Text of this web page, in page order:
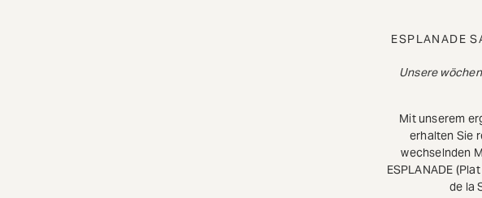
ESPLANADE
Unsere
Mit unserem
erhalten Sie
wechselnden
ESPLANADE
de la